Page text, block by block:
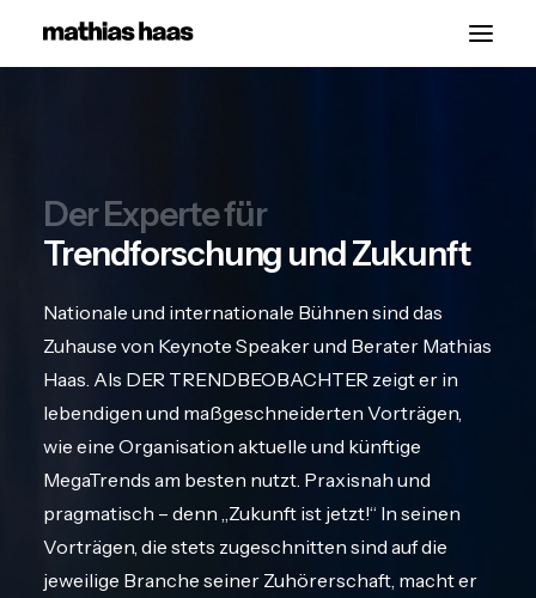
Über
Kontakt
Der Experte für
Trendforschung und Zukunft
Nationale und internationale Bühnen sind das
Zuhause von Keynote Speaker und Berater Mathias
Haas. Als DER TRENDBEOBACHTER zeigt er in
lebendigen und maßgeschneiderten Vorträgen,
wie eine Organisation aktuelle und künftige
MegaTrends am besten nutzt. Praxisnah und
pragmatisch – denn „Zukunft ist jetzt!“ In seinen
Vorträgen, die stets zugeschnitten sind auf die
jeweilige Branche seiner Zuhörerschaft, macht er